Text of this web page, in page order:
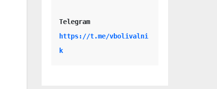
Telegram
https://t.me/vbolivalni
k